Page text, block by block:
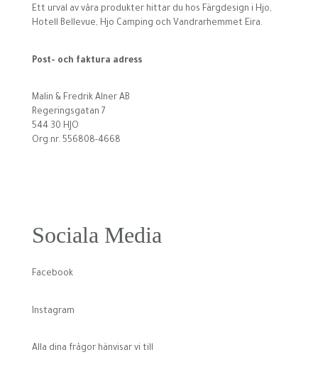
Ett urval av våra produkter hittar du hos Färgdesign i Hjo,
Hotell Bellevue, Hjo Camping och Vandrarhemmet Eira.
Post- och faktura adress
Malin & Fredrik Alner AB
Regeringsgatan 7
544 30 HJO
Org.nr. 556808-4668
Sociala Media
Facebook
Instagram
Alla dina frågor hänvisar vi till